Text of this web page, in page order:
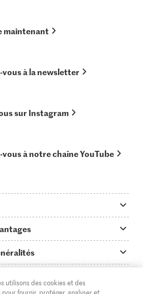
maintenant
vous à la newsletter
sur Instagram
à notre chaîne YouTube
Migusto
utilisons des cookies et des